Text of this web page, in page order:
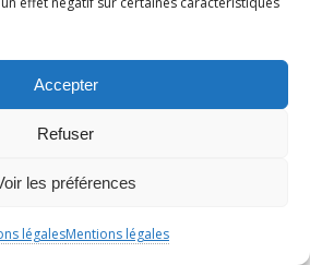
Accepter
Refuser
les préférences
légalesMentions légales